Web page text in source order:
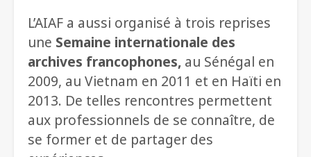
L’AIAF a aussi organisé à trois reprises
une Semaine internationale des
archives francophones, au Sénégal en
2009, au Vietnam en 2011 et en Haïti en
2013. De telles rencontres permettent
aux professionnels de se connaître, de
se former et de partager des